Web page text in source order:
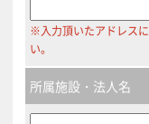
※入力頂いたアドレス
い。
所属施設・法人名